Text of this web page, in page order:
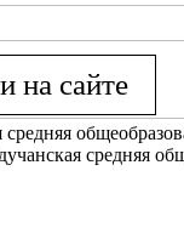
средняя